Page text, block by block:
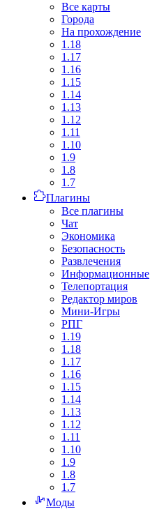
Все карты
Города
На прохождение
1.18
1.17
1.16
1.15
1.14
1.13
1.12
1.11
1.10
1.9
1.8
1.7
Плагины
Все плагины
Чат
Экономика
Безопасность
Развлечения
Информационные
Телепортация
Редактор миров
Мини-Игры
РПГ
1.19
1.18
1.17
1.16
1.15
1.14
1.13
1.12
1.11
1.10
1.9
1.8
1.7
Моды